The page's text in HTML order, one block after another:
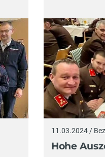
11.03.2024 /
Hohe